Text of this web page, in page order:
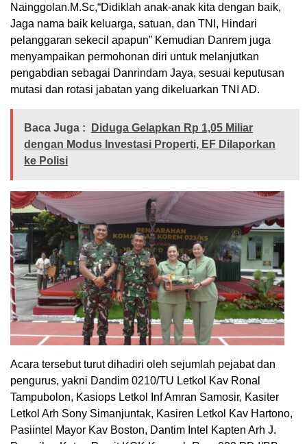
Nainggolan.M.Sc,“Didiklah anak-anak kita dengan baik,
Jaga nama baik keluarga, satuan, dan TNI, Hindari
pelanggaran sekecil apapun” Kemudian Danrem juga
menyampaikan permohonan diri untuk melanjutkan
pengabdian sebagai Danrindam Jaya, sesuai keputusan
mutasi dan rotasi jabatan yang dikeluarkan TNI AD.
Baca Juga :
Diduga Gelapkan Rp 1,05 Miliar
dengan Modus Investasi Properti, EF Dilaporkan
ke Polisi
Acara tersebut turut dihadiri oleh sejumlah pejabat dan
pengurus, yakni Dandim 0210/TU Letkol Kav Ronal
Tampubolon, Kasiops Letkol Inf Amran Samosir, Kasiter
Letkol Arh Sony Simanjuntak, Kasiren Letkol Kav Hartono,
Pasiintel Mayor Kav Boston, Dantim Intel Kapten Arh J.